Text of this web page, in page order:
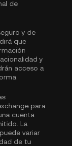
de
y de
que
y
acceso a
para
cuenta
La
variar
de tu